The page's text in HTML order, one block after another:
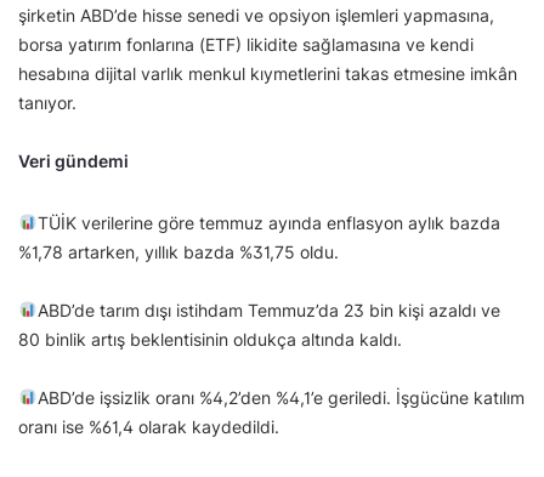
şirketin ABD’de hisse senedi ve opsiyon işlemleri yapmasına,
borsa yatırım fonlarına (ETF) likidite sağlamasına ve kendi
hesabına dijital varlık menkul kıymetlerini takas etmesine imkân
tanıyor.
Veri gündemi
TÜİK verilerine göre temmuz ayında enflasyon aylık bazda
%1,78 artarken, yıllık bazda %31,75 oldu.
ABD’de tarım dışı istihdam Temmuz’da 23 bin kişi azaldı ve
80 binlik artış beklentisinin oldukça altında kaldı.
ABD’de işsizlik oranı %4,2’den %4,1’e geriledi. İşgücüne katılım
oranı ise %61,4 olarak kaydedildi.